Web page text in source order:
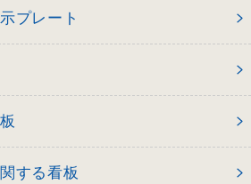
プレート
する看板